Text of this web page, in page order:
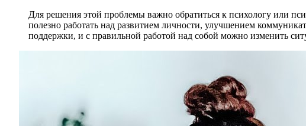
Для решения этой проблемы важно обратиться к психологу или
полезно работать над развитием личности, улучшением
поддержки, и с правильной работой над собой можно изменить